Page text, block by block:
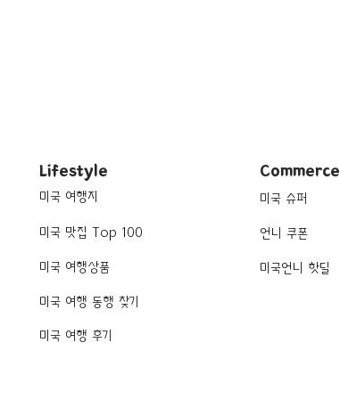
Lifestyle
미국 여행지
미국 맛집 Top 100
미국 여행상품
미국 여행 동행 찾기
미국 여행 후기
Commerce
미국 슈퍼
언니 쿠폰
미국언니 핫딜